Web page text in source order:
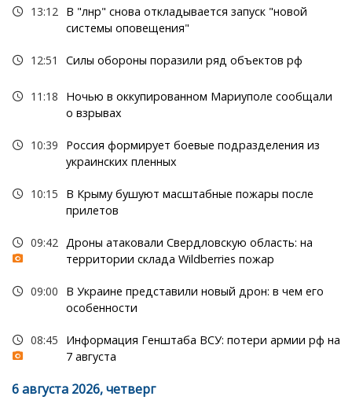
13:12 В "лнр" снова откладывается запуск "новой
системы оповещения"
12:51 Силы обороны поразили ряд объектов рф
11:18
Ночью в оккупированном Мариуполе сообщали
о взрывах
10:39
Россия формирует боевые подразделения из
украинских пленных
10:15
В Крыму бушуют масштабные пожары после
прилетов
09:42 Дроны атаковали Свердловскую область: на
территории склада Wildberries пожар
09:00
В Украине представили новый дрон: в чем его
особенности
08:45
Информация Генштаба ВСУ: потери армии рф на
7 августа
6 августа 2026, четверг